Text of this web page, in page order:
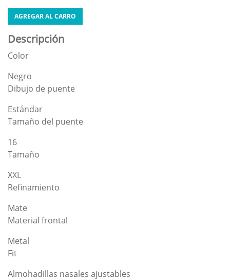
AGREGAR AL CARRO
Descripción
Color
Negro
Dibujo de puente
Estándar
Tamaño del puente
16
Tamaño
XXL
Refinamiento
Mate
Material frontal
Metal
Fit
Almohadillas nasales ajustables